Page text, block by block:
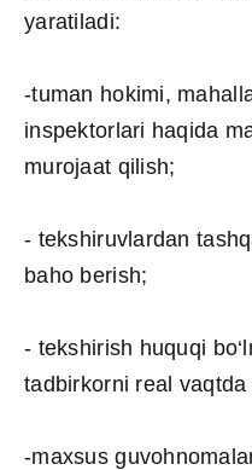
yaratiladi:
-tuman hokimi,
inspektorlari haqida
murojaat qilish;
- tekshiruvlardan
baho berish;
- tekshirish huquqi
tadbirkorni real
-maxsus